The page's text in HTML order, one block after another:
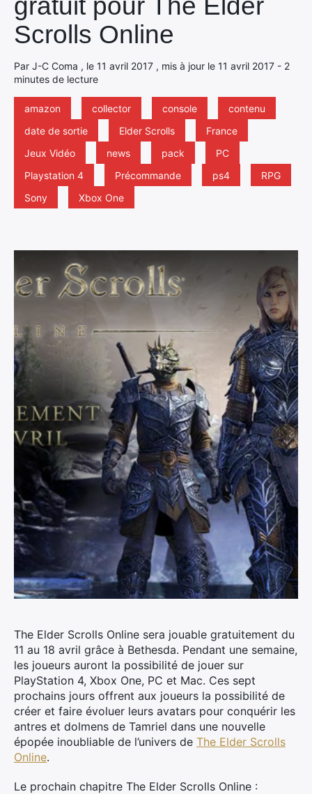
gratuit pour The Elder
Scrolls Online
Par J-C Coma , le 11 avril 2017 , mis à jour le 11 avril 2017 - 2
minutes de lecture
amazon collector console
contenu
date de sortie
Elder Scrolls
France
Jeux Vidéo
news pack
PC
Playstation 4
Précommande ps4
RPG
Sony
Xbox One
The Elder Scrolls Online sera jouable gratuitement du
11 au 18 avril grâce à Bethesda. Pendant une semaine,
les joueurs auront la possibilité de jouer sur
PlayStation 4, Xbox One, PC et Mac. Ces sept
prochains jours offrent aux joueurs la possibilité de
créer et faire évoluer leurs avatars pour conquérir les
antres et dolmens de Tamriel dans une nouvelle
épopée inoubliable de l’univers de The Elder Scrolls
Online.
Le prochain chapitre The Elder Scrolls Online :